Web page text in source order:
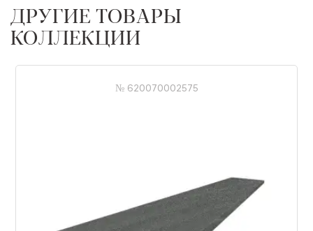
ДРУГИЕ ТОВАРЫ
КОЛЛЕКЦИИ
№ 620070002575